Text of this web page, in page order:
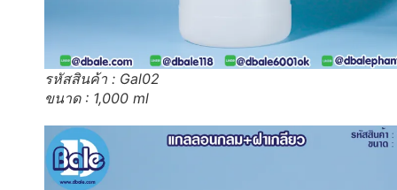
รหัสสินค้า : Gal02
ขนาด : 1,000 ml